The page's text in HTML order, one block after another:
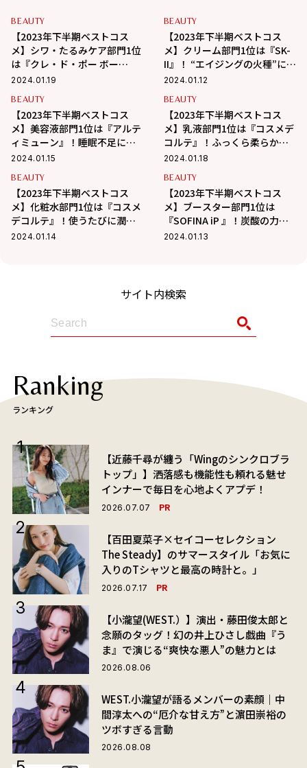
BEAUTY
【2023年下半期ベストコス
メ】シワ・たるみケア部門1位
は『クレ・ド・ポー ボー
テ』！ハリに満ちた肌に整え
2024.01.19
BEAUTY
【2023年下半期ベストコス
メ】クリーム部門1位は『SK-
II』！ “エイジングの火種”に着
目し、進化した名品！
2024.01.12
BEAUTY
【2023年下半期ベストコス
メ】美容液部門1位は『アルテ
ィミューン』！睡眠不足にも
負けない強い肌を育む
2024.01.15
BEAUTY
【2023年下半期ベストコス
メ】乳液部門1位は『コスメデ
コルテ』！ふっくら柔らか
な、恋している時のような肌
2024.01.18
BEAUTY
【2023年下半期ベストコス
メ】化粧水部門1位は『コスメ
デコルテ』！使うたびに潤い
に満たされ、肌がふっくら！
2024.01.14
BEAUTY
【2023年下半期ベストコス
メ】ブースター部門1位は
『SOFINA iP 』！炭酸の力で
潤い、明るさ、キメ、ハリ…
2024.01.13
サイト内検索
Ranking
ランキング
【近藤千尋が纏う「Wingのシンクロブラ
トップ」】洒落感も機能性も頼れる魅せ
インナーで毎日を心地よくアプデ！
2026.07.07 PR
【百田夏菜子×セイコーセレクション
The Steady】のサマースタイル「お気に
入りのTシャツと最高の時計と。」
2026.07.17 PR
【小瀧望(WEST.）】演出・藤田俊太郎と
念願のタッグ！幻の井上ひさし戯曲『う
ま』で演じる“爽快な悪人”の魅力とは
2026.08.06
WEST.小瀧望が語るメンバーの素顔｜中
間淳太への“厄介な甘え方”と濵田崇裕の
ツボすぎる言動
2026.08.08